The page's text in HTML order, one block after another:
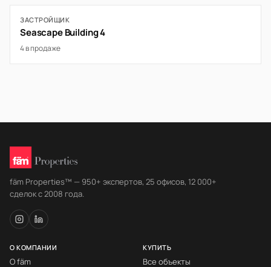
ЗАСТРОЙЩИК
Seascape Building 4
4 в продаже
fäm Properties™ — 950+ экспертов, 25 офисов, 12 000+
сделок с 2008 года.
О КОМПАНИИ
О fäm
КУПИТЬ
Все объекты